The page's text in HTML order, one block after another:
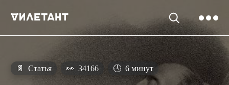
📄 Статья 👀 34166 🕓 6 минут